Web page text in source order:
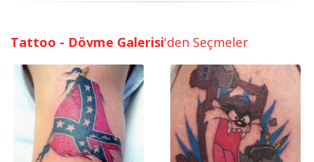
Tattoo - Dövme Galerisi'den Seçmeler